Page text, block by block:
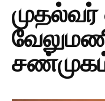
முதல்வர்
சண்முகம்